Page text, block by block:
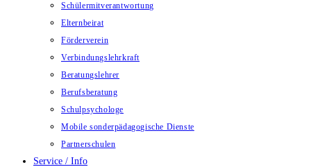
Schülermitverantwortung
Elternbeirat
Förderverein
Verbindungslehrkraft
Beratungslehrer
Berufsberatung
Schulpsychologe
Mobile sonderpädagogische Dienste
Partnerschulen
Service / Info